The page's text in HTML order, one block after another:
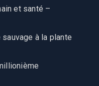
et santé –
à la plante